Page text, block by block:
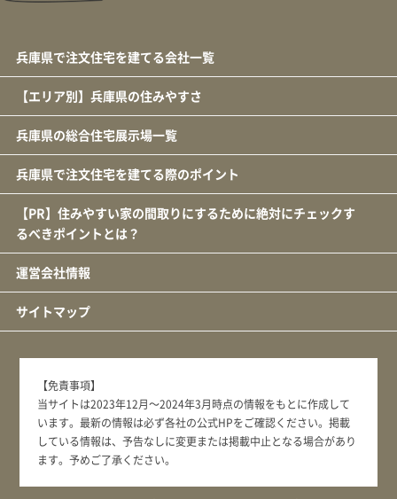
兵庫県で注文住宅を建てる会社一覧
【エリア別】兵庫県の住みやすさ
兵庫県の総合住宅展示場一覧
兵庫県で注文住宅を建てる際のポイント
【PR】住みやすい家の間取りにするために絶対にチェックす
るべきポイントとは？
運営会社情報
サイトマップ
【免責事項】
当サイトは2023年12月～2024年3月時点の情報をもとに作成して
います。最新の情報は必ず各社の公式HPをご確認ください。掲載
している情報は、予告なしに変更または掲載中止となる場合があり
ます。予めご了承ください。